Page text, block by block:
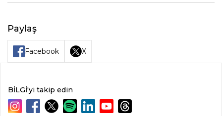
Paylaş
Facebook X
BİLGİ'yi takip edin